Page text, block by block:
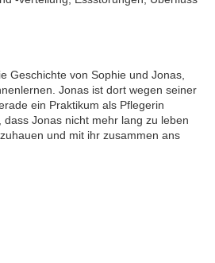
Geschichte von Sophie und Jonas,
Jonas ist dort wegen seiner
ein Praktikum als Pflegerin
Jonas nicht mehr lang zu leben
und mit ihr zusammen ans